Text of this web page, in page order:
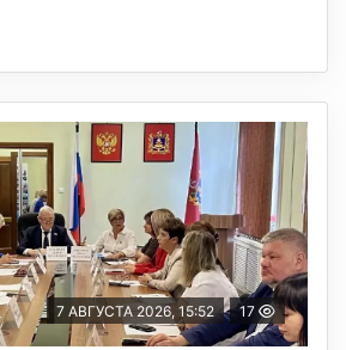
7 АВГУСТА 2026, 15:52 17